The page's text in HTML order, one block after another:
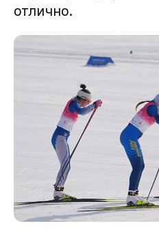
отлично.